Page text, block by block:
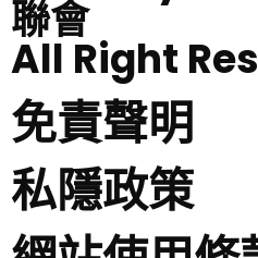
聯會
All Right
免責聲明
私隱政策